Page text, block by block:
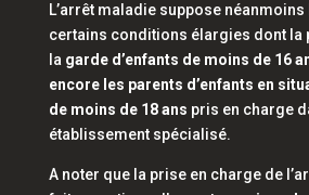
L’arrêt maladie suppose
certains conditions élargies dont la
la garde d’enfants de moins de 16
encore les parents d’enfants en
de moins de 18 ans pris en charge
établissement spécialisé.
A noter que la prise en charge de